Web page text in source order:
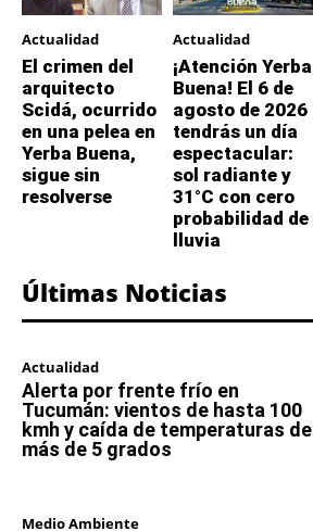
Actualidad
El crimen del
arquitecto
Scidá, ocurrido
en una pelea en
Yerba Buena,
sigue sin
resolverse
Actualidad
¡Atención Yerba
Buena! El 6 de
agosto de 2026
tendrás un día
espectacular:
sol radiante y
31°C con cero
probabilidad de
lluvia
Últimas Noticias
Actualidad
Alerta por frente frío en
Tucumán: vientos de hasta 100
kmh y caída de temperaturas de
más de 5 grados
Medio Ambiente